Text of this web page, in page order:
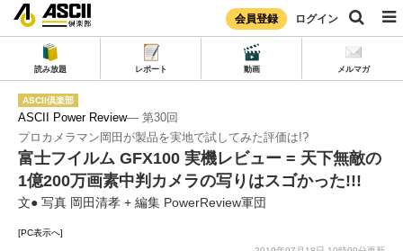
会員登録 ログイン
読み放題 レポート 動画 メルマガ
ASCII倶楽部
ASCII Power Review― 第30回
プロカメラマン岡田が製品を実地で試してみた評価は!?
富士フイルム GFX100 実機レビュー = 天下無敵の
1億200万画素中判カメラの写りはスゴかった!!!
文● 写真 岡田清孝 + 編集 PowerReview軍団
[PC表示へ]